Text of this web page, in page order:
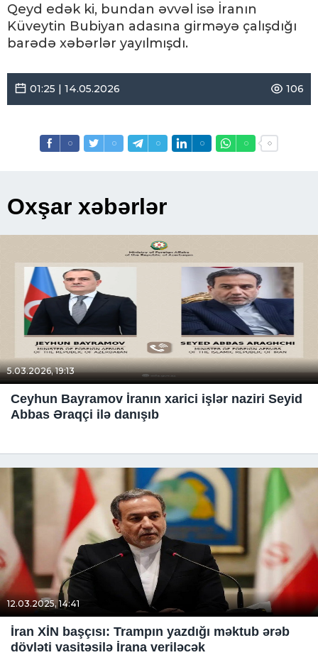
Qeyd edək ki, bundan əvvəl isə İranın
Küveytin Bubiyan adasına girməyə çalışdığı
barədə xəbərlər yayılmışdı.
01:25 | 14.05.2026 106
Oxşar xəbərlər
5.03.2026, 19:13
Ceyhun Bayramov İranın xarici işlər naziri Seyid
Abbas Əraqçi ilə danışıb
12.03.2025, 14:41
İran XİN başçısı: Trampın yazdığı məktub ərəb
dövləti vasitəsilə İrana veriləcək